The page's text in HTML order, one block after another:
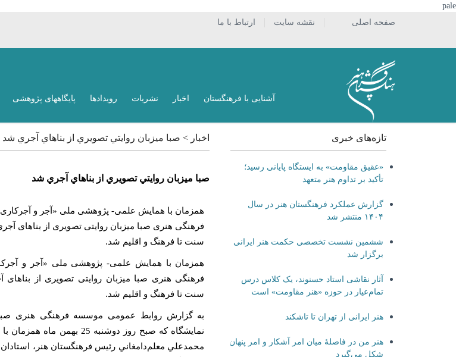
pale
ارتباط با ما نقشه سایت صفحه اصلی
آشنایی با فرهنگستان اخبار نشریات رویدادها پایگاههای پژوهشی
اخبار > صبا ميزبان روايتي تصويري از بناهاي آجري شد
صبا ميزبان روايتي تصويري از بناهاي آجري شد
همزمان با همایش علمی- پژوهشی ملی «آجر و
فرهنگی هنری صبا میزبان روایتی تصویری از بناهای
سنت تا فرهنگ و اقلیم شد.
همزمان با همایش علمی- پژوهشی ملی «آجر و
فرهنگی هنری صبا میزبان روایتی تصویری از بناهای
سنت تا فرهنگ و اقلیم شد.
به گزارش روابط عمومی موسسه فرهنگی هنری صبا-
نمایشگاه که صبح روز
محمدعلي معلم‌دامغاني رئيس فرهنگستان هنر،
تازه‌های خبری
«عقیق مقاومت» به ایستگاه پایانی رسید؛
تأکید بر تداوم هنر متعهد
گزارش عملکرد فرهنگستان هنر در سال
۱۴۰۴ منتشر شد
ششمین نشست تخصصی حکمت هنر ایرانی
برگزار شد
آثار نقاشی استاد حسنوند، یک کلاس درس
تمام‌عیار در حوزه «هنر مقاومت» است
هنر ایرانی از تهران تا تاشکند
هنر من در فاصلۀ میان امر آشکار و امر پنهان
شکل می‌گیرد